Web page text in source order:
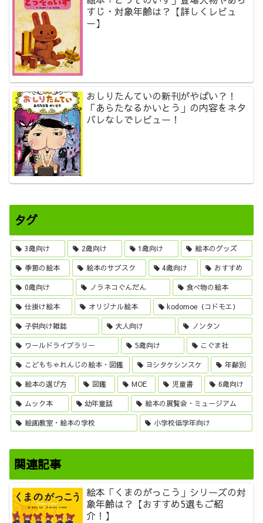
すじ・対象年齢は？【詳しくレビュ
ー】
おしりたんていの新刊がやばい？！
「あらたなるかいとう」の内容をネタ
バレなしでレビュー！
タグ
3歳向け 2歳向け 1歳向け 絵本のグッズ
季節の絵本 絵本のサブスク 4歳向け おすすめ
0歳向け ノラネコぐんだん 食べ物の絵本
仕掛け絵本 オリジナル絵本 kodomoe（コドモエ）
子供向け雑誌 大人向け ノンタン
ワールドライブラリー 5歳向け こぐま社
こどもちゃれんじの絵本・図鑑 ヨシタケシンスケ 年齢別
絵本の選び方 図鑑 MOE 児童書 6歳向け
ムック本 幼年童話 絵本の展覧会・ミュージアム
絵画教室・絵本の学校 小学校低学年向け
関連記事
絵本「くまのがっこう」シリーズの対
象年齢は？【おすすめ5選もご紹
介！】